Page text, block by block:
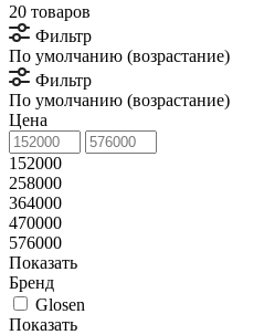
20 товаров
Фильтр
По умолчанию (возрастание)
Фильтр
По умолчанию (возрастание)
Цена
152000
258000
364000
470000
576000
Показать
Бренд
Glosen
Показать